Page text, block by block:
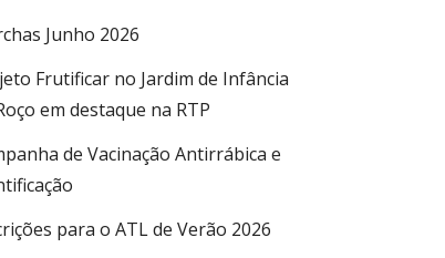
Junho 2026
Frutificar no Jardim de Infância
em destaque na RTP
de Vacinação Antirrábica e
para o ATL de Verão 2026